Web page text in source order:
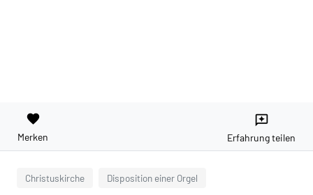
favorite
Merken
reviews
Erfahrung teilen
Christuskirche Disposition einer Orgel